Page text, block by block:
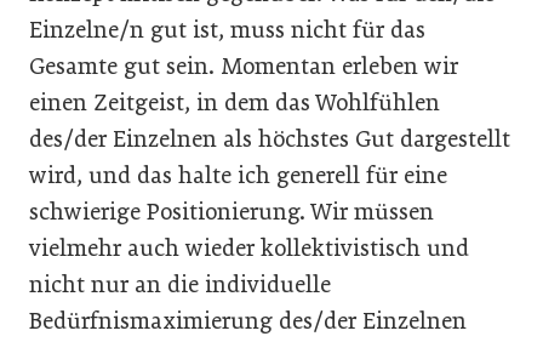
Einzelne/n gut ist, muss nicht für das
Gesamte gut sein. Momentan erleben wir
einen Zeitgeist, in dem das Wohlfühlen
des/der Einzelnen als höchstes Gut dargestellt
wird, und das halte ich generell für eine
schwierige Positionierung. Wir müssen
vielmehr auch wieder kollektivistisch und
nicht nur an die individuelle
Bedürfnismaximierung des/der Einzelnen